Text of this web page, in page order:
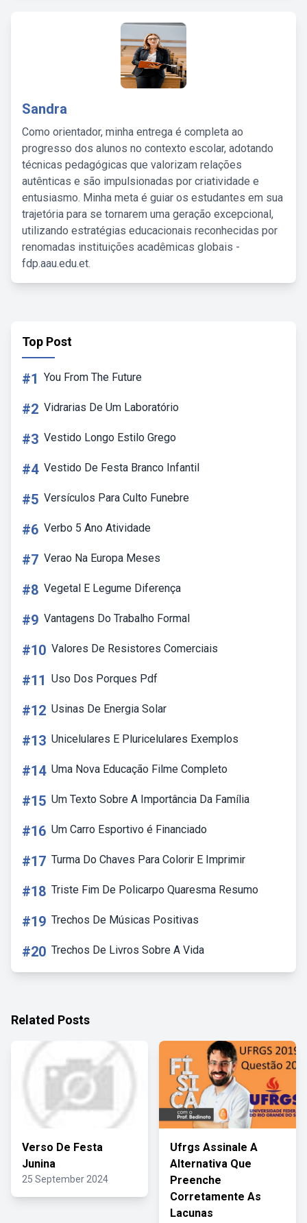
Sandra
Como orientador, minha entrega é completa ao
progresso dos alunos no contexto escolar, adotando
técnicas pedagógicas que valorizam relações
autênticas e são impulsionadas por criatividade e
entusiasmo. Minha meta é guiar os estudantes em sua
trajetória para se tornarem uma geração excepcional,
utilizando estratégias educacionais reconhecidas por
renomadas instituições acadêmicas globais -
fdp.aau.edu.et.
Top Post
#1 You From The Future
#2 Vidrarias De Um Laboratório
#3 Vestido Longo Estilo Grego
#4 Vestido De Festa Branco Infantil
#5 Versículos Para Culto Funebre
#6 Verbo 5 Ano Atividade
#7 Verao Na Europa Meses
#8 Vegetal E Legume Diferença
#9 Vantagens Do Trabalho Formal
#10 Valores De Resistores Comerciais
#11 Uso Dos Porques Pdf
#12 Usinas De Energia Solar
#13 Unicelulares E Pluricelulares Exemplos
#14 Uma Nova Educação Filme Completo
#15 Um Texto Sobre A Importância Da Família
#16 Um Carro Esportivo é Financiado
#17 Turma Do Chaves Para Colorir E Imprimir
#18 Triste Fim De Policarpo Quaresma Resumo
#19 Trechos De Músicas Positivas
#20 Trechos De Livros Sobre A Vida
Related Posts
Verso De Festa
Junina
25 September 2024
Ufrgs Assinale A
Alternativa Que
Preenche
Corretamente As
Lacunas